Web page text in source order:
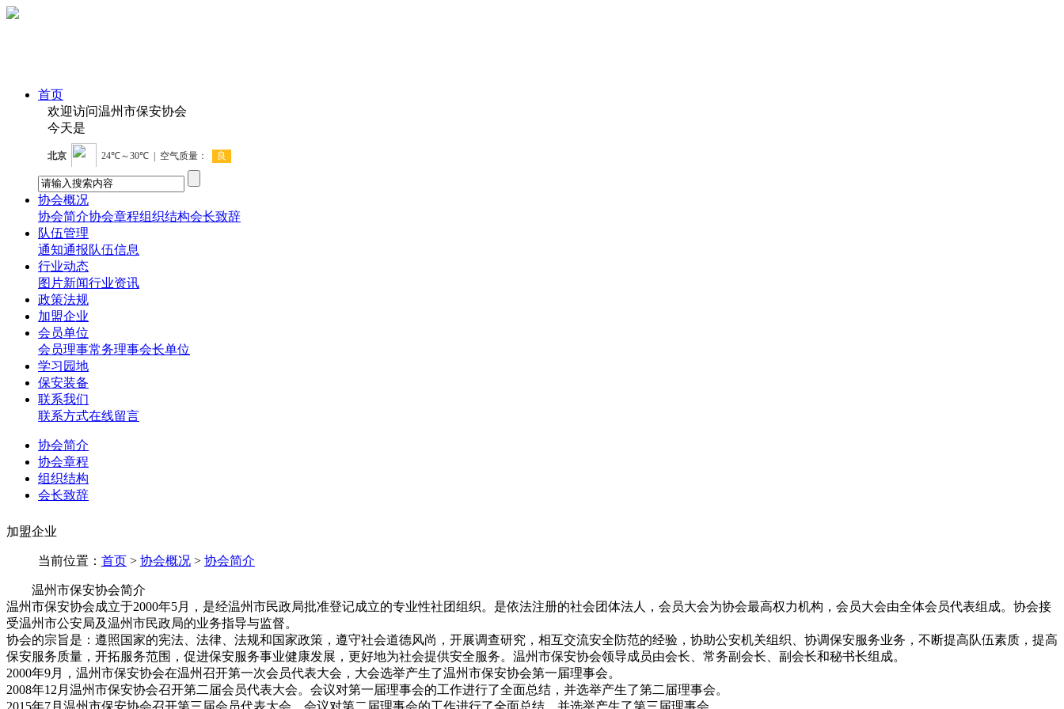
首页
欢迎访问温州市保安协会
今天是
协会概况
协会简介协会章程组织结构会长致辞
队伍管理
通知通报队伍信息
行业动态
图片新闻行业资讯
政策法规
加盟企业
会员单位
会员理事常务理事会长单位
学习园地
保安装备
联系我们
联系方式在线留言
协会简介
协会章程
组织结构
会长致辞
加盟企业
当前位置： 首页 > 协会概况 > 协会简介
温州市保安协会简介
温州市保安协会成立于2000年5月，是经温州市民政局批准登记成立的专业性社团组织。是依法注册的社会团体法人，会员大会为协会最高权力机构，会员大会由全体会员代表组成。协会接
受温州市公安局及温州市民政局的业务指导与监督。
协会的宗旨是：遵照国家的宪法、法律、法规和国家政策，遵守社会道德风尚，开展调查研究，相互交流安全防范的经验，协助公安机关组织、协调保安服务业务，不断提高队伍素质，提高
保安服务质量，开拓服务范围，促进保安服务事业健康发展，更好地为社会提供安全服务。温州市保安协会领导成员由会长、常务副会长、副会长和秘书长组成。
2000年9月，温州市保安协会在温州召开第一次会员代表大会，大会选举产生了温州市保安协会第一届理事会。
2008年12月温州市保安协会召开第二届会员代表大会。会议对第一届理事会的工作进行了全面总结，并选举产生了第二届理事会。
2015年7月温州市保安协会召开第三届会员代表大会。会议对第二届理事会的工作进行了全面总结，并选举产生了第三届理事会。